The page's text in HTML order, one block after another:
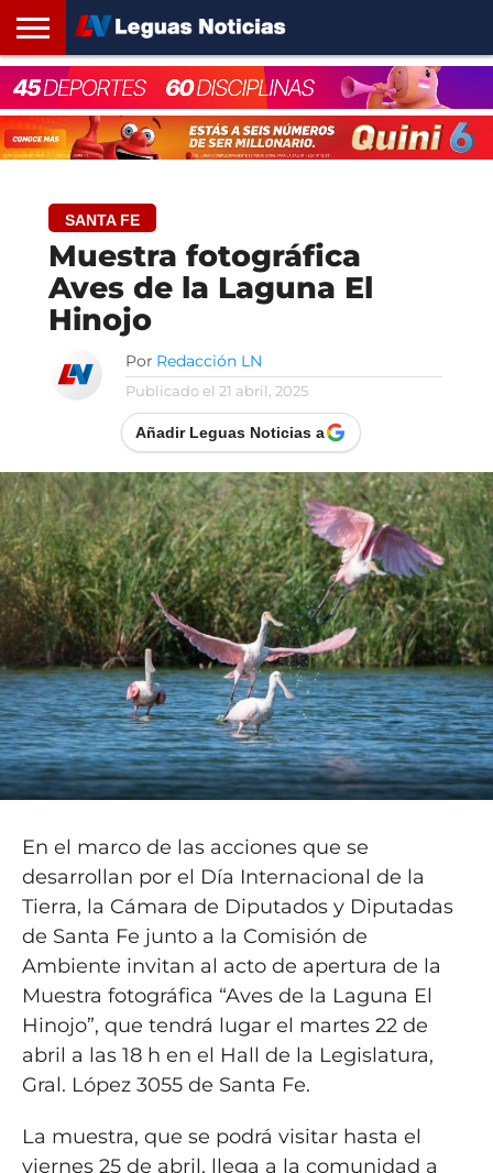
INICIO
SANTA
FE
ROSARIO24
REGIONES
ARGENTINA
OPINIÓN
CONTACTO
SANTA FE
Muestra fotográfica
Aves de la Laguna El
Hinojo
Por Redacción LN
Publicado el 21 abril, 2025
Añadir Leguas Noticias a
En el marco de las acciones que se
desarrollan por el Día Internacional de la
Tierra, la Cámara de Diputados y Diputadas
de Santa Fe junto a la Comisión de
Ambiente invitan al acto de apertura de la
Muestra fotográfica “Aves de la Laguna El
Hinojo”, que tendrá lugar el martes 22 de
abril a las 18 h en el Hall de la Legislatura,
Gral. López 3055 de Santa Fe.
La muestra, que se podrá visitar hasta el
viernes 25 de abril, llega a la comunidad a